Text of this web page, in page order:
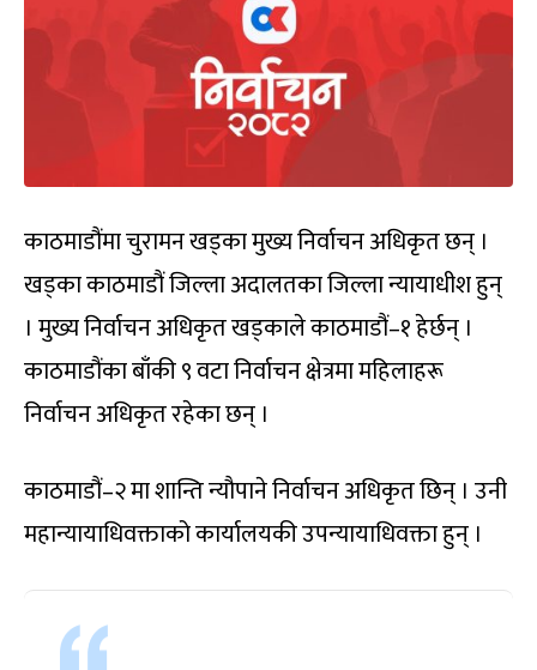
काठमाडौंमा चुरामन खड्का मुख्य निर्वाचन अधिकृत छन् ।
खड्का काठमाडौं जिल्ला अदालतका जिल्ला न्यायाधीश हुन्
। मुख्य निर्वाचन अधिकृत खड्काले काठमाडौं–१ हेर्छन् ।
काठमाडौंका बाँकी ९ वटा निर्वाचन क्षेत्रमा महिलाहरू
निर्वाचन अधिकृत रहेका छन् ।
काठमाडौं–२ मा शान्ति न्यौपाने निर्वाचन अधिकृत छिन् । उनी
महान्यायाधिवक्ताको कार्यालयकी उपन्यायाधिवक्ता हुन् ।